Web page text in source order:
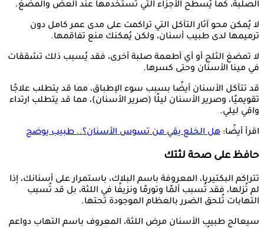
الصلبة، كما يُسطح الأجزاء التي تستخدمها عند العض والمضغ.
لا يُمكن محو آثار التآكل التي تراكمت على مدى عمر كامل دون
ترميمها لدى طبيب أسنان، ولكن يُمكنك منع تفاقمها.
لا تمضغ الثلج أو أي أطعمة صلبة أخرى، فقد يُسبب ذلك تشققات
في مينا الأسنان وحتى كسرها.
قد تتآكل الأسنان أيضًا بسبب سوء الإطباق، مما قد يتطلب علاجًا
تقويميًا، وصرير الأسنان ليلًا (صرير الأسنان)، مما قد يتطلب ارتداء
واقي ليلي.
اقرأ أيضًا: هل الخلع يقي من تسوس الأسنان؟.. طبيب يوضح
حافظ على صحة لثتك
تتراكم البكتيريا، المعروفة باسم البلاك، باستمرار على أسنانك، إذا
لم تُزلها، فقد تُسبب ألمًا وتورمًا ونزيفًا في اللثة، بل قد تُسبب
التهابات تُلحق الضرر بالعظام الموجودة تحتها.
سيعالج طبيب الأسنان مرض اللثة، المعروف باسم التهاب دواعم